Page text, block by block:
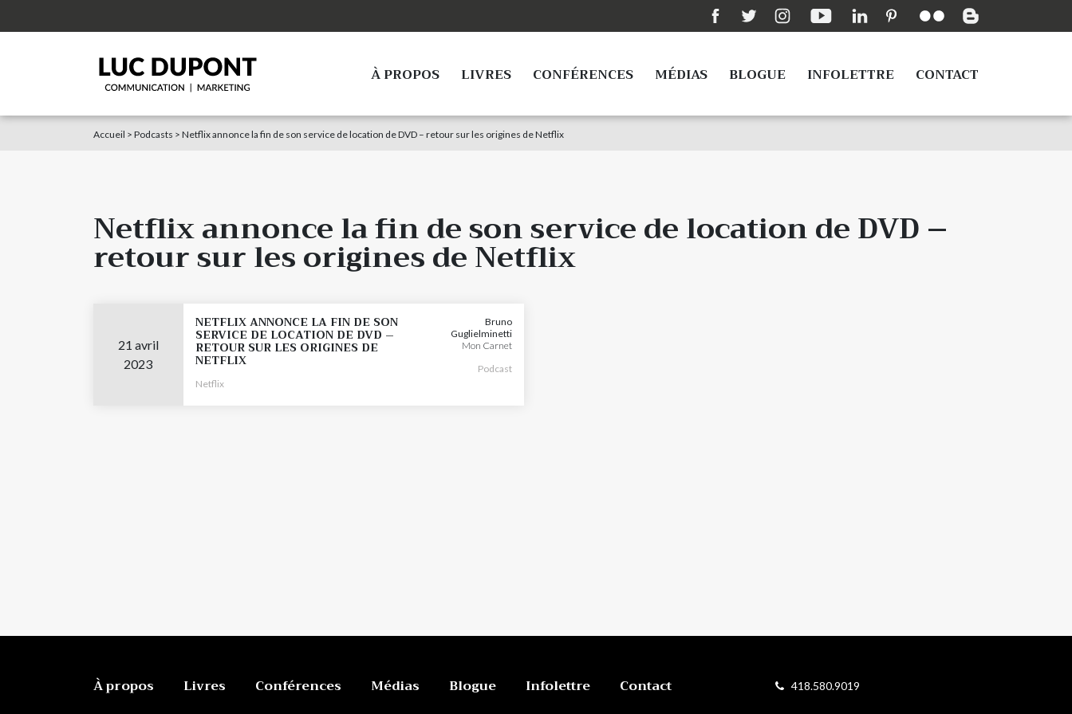
À PROPOS LIVRES CONFÉRENCES MÉDIAS BLOGUE INFOLETTRE CONTACT
Accueil > Podcasts > Netflix annonce la fin de son service de location de DVD – retour sur les origines de Netflix
Netflix annonce la fin de son service de location de DVD –
retour sur les origines de Netflix
21 avril
2023
NETFLIX ANNONCE LA FIN DE SON
SERVICE DE LOCATION DE DVD –
RETOUR SUR LES ORIGINES DE
NETFLIX
Netflix
Bruno
Guglielminetti
Mon Carnet
Podcast
À propos Livres Conférences Médias Blogue Infolettre Contact 418.580.9019